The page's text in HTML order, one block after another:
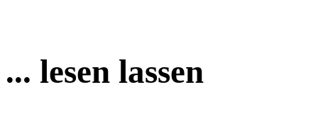
... lesen lassen